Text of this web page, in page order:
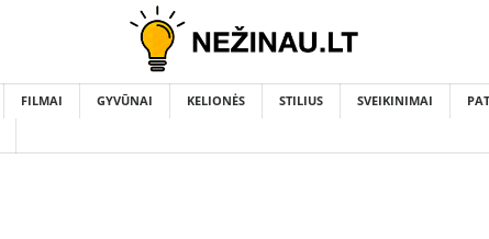
FILMAI GYVŪNAI KELIONĖS STILIUS SVEIKINIMAI